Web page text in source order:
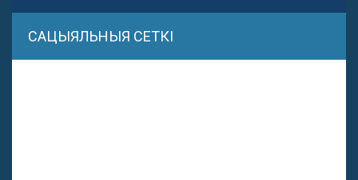
САЦЫЯЛЬНЫЯ СЕТКІ